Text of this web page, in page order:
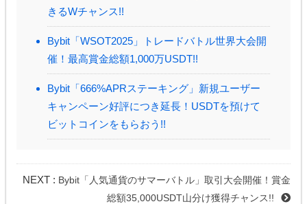
きるWチャンス!!
Bybit「WSOT2025」トレードバトル世界大会開
催！最高賞金総額1,000万USDT!!
Bybit「666%APRステーキング」新規ユーザー
キャンペーン好評につき延長！USDTを預けて
ビットコインをもらおう!!
NEXT : Bybit「人気通貨のサマーバトル」取引大会開催！賞金
総額35,000USDT山分け獲得チャンス!!